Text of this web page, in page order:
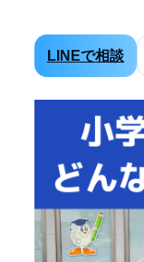
LINEで相談